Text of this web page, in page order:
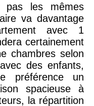
pas les mêmes
va davantage
avec 1
certainement
chambres selon
des enfants,
préférence un
spacieuse à
la répartition